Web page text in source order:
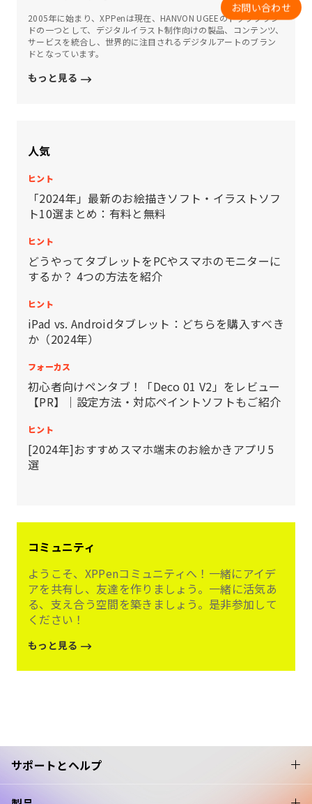
2005年に始まり、XPPenは現在、HANVON UGEEのトップブラン
ドの一つとして、デジタルイラスト制作向けの製品、コンテンツ、
サービスを統合し、世界的に注目されるデジタルアートのブラン
ドとなっています。
もっと見る
人気
ヒント
「2024年」最新のお絵描きソフト・イラストソフ
ト10選まとめ：有料と無料
ヒント
どうやってタブレットをPCやスマホのモニターに
するか？ 4つの方法を紹介
ヒント
iPad vs. Androidタブレット：どちらを購入すべき
か（2024年）
フォーカス
初心者向けペンタブ！「Deco 01 V2」をレビュー
【PR】｜設定方法・対応ペイントソフトもご紹介
ヒント
[2024年]おすすめスマホ端末のお絵かきアプリ5
選
コミュニティ
ようこそ、XPPenコミュニティへ！一緒にアイデ
アを共有し、友達を作りましょう。一緒に活気あ
る、支え合う空間を築きましょう。是非参加して
ください！
もっと見る
サポートとヘルプ
お問い合わせ